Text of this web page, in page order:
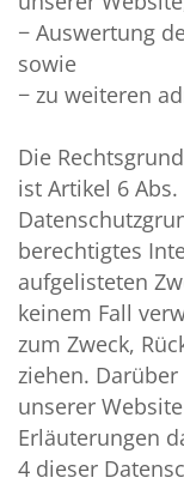
− Auswertung
sowie
− zu weiteren
Die
ist Artikel 6
berechtigtes
aufgelisteten
keinem Fall
zum Zweck,
ziehen.
unserer
Erläuterungen
4 dieser